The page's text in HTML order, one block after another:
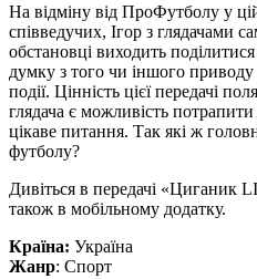
На відміну від ПроФутболу у
співведучих, Ігор з глядачами
обстановці виходить
думку з того чи іншого приводу
події. Цінність цієї передачі
глядача є можливість
цікаве питання. Так які ж
футболу?
Дивіться в передачі «Циганик
також в мобільному додатку.
Країна: Україна
Жанр: Спорт